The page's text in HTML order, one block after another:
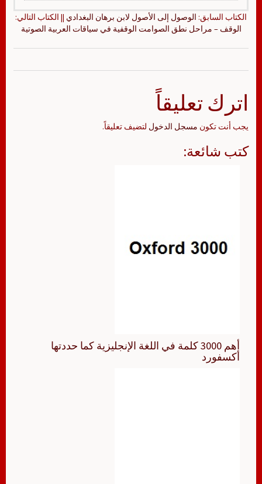
الكتاب السابق: الوصول إلى الأصول لابن برهان البغدادي || الكتاب التالي:
الوقف – مراحل نطق الصوامت الوقفية في سياقات العربية الصوتية
اترك تعليقاً
يجب أنت تكون مسجل الدخول لتضيف تعليقاً.
كتب شائعة:
أهم 3000 كلمة في اللغة الإنجليزية كما حددتها
أكسفورد